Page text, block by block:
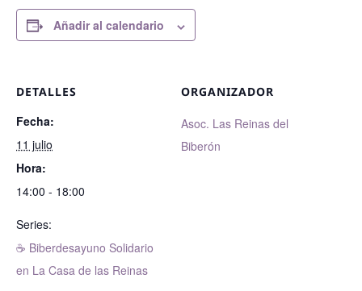
Añadir al calendario
DETALLES
Fecha:
11 julio
Hora:
14:00 - 18:00
Series:
☕ Biberdesayuno Solidario
en La Casa de las Reinas
ORGANIZADOR
Asoc. Las Reinas del
Biberón